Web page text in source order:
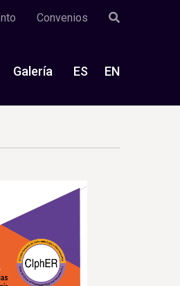
Convenios
Galería ES EN